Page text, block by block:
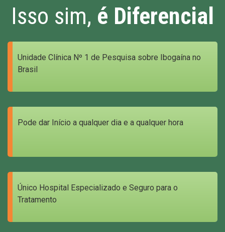
Isso sim, é Diferencial
Unidade Clínica Nº 1 de Pesquisa sobre Ibogaína no
Brasil
Pode dar Início a qualquer dia e a qualquer hora
Único Hospital Especializado e Seguro para o
Tratamento